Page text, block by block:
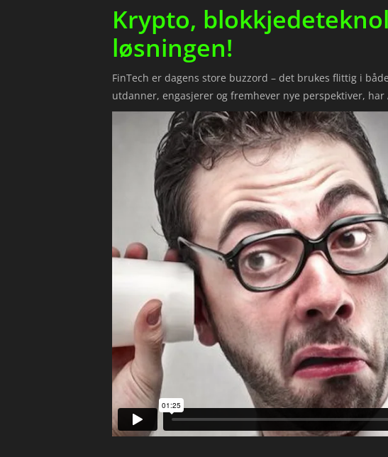
Krypto,
løsningen!
FinTech er dagens store buzzord – det brukes flittig i
utdanner, engasjerer og fremhever nye perspektiver,